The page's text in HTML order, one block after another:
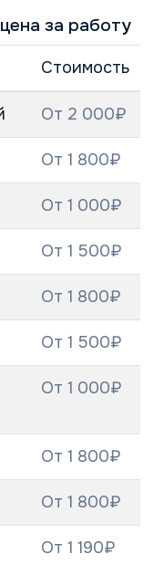
за работу
Стоимость
От 2 000₽
От 1 800₽
От 1 000₽
От 1 500₽
От 1 800₽
От 1 500₽
От 1 000₽
От 1 800₽
От 1 800₽
От 1 190₽